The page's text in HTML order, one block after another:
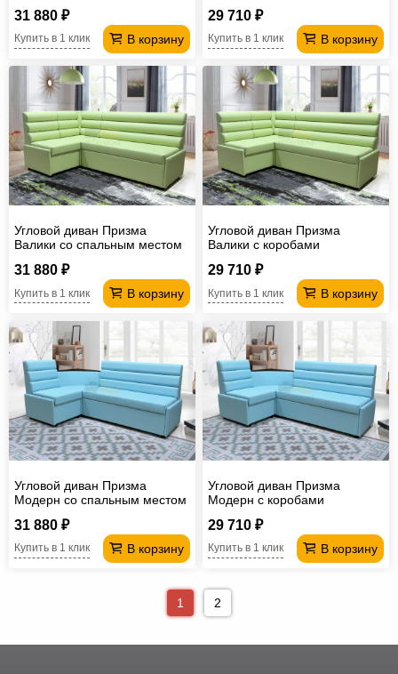
31 880 ₽
В корзину
Купить в 1 клик
29 710 ₽
В корзину
Купить в 1 клик
Угловой диван Призма
Валики со спальным местом
31 880 ₽
В корзину
Купить в 1 клик
Угловой диван Призма
Валики с коробами
29 710 ₽
В корзину
Купить в 1 клик
Угловой диван Призма
Модерн со спальным местом
31 880 ₽
В корзину
Купить в 1 клик
Угловой диван Призма
Модерн с коробами
29 710 ₽
В корзину
Купить в 1 клик
1 2